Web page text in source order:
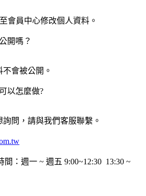
會員中心修改個人資料。
開嗎？
會被公開。
以怎麼做?
問，請與我們客服聯繫。
間：週一 ~ 週五 9:00~12:30 13:30 ~